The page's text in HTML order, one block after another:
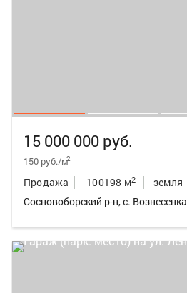
15 000 000 руб.
150 руб./м2
Продажа 100198 м2
земля
Сосновоборский р-н, с. Вознесенка